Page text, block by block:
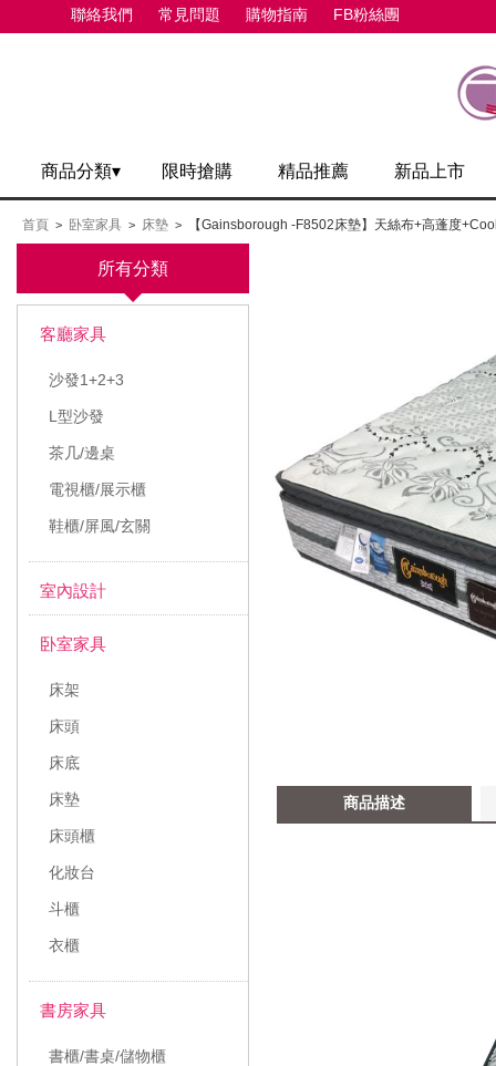
聯絡我們 常見問題 購物指南 FB粉絲團
商品分類▾ 限時搶購 精品推薦 新品上市
首頁 > 卧室家具 > 床墊 > 【Gainsborough -F8502床墊】天絲布+高蓬度
所有分類
客廳家具
沙發1+2+3
L型沙發
茶几/邊桌
電視櫃/展示櫃
鞋櫃/屏風/玄關
室內設計
卧室家具
床架
床頭
床底
床墊
床頭櫃
化妝台
斗櫃
衣櫃
書房家具
書櫃/書桌/儲物櫃
商品描述